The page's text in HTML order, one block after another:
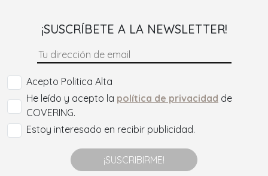
¡SUSCRÍBETE A LA NEWSLETTER!
Acepto Politica Alta
He leído y acepto la política de privacidad de
COVERING.
Estoy interesado en recibir publicidad.
¡SUSCRIBIRME!